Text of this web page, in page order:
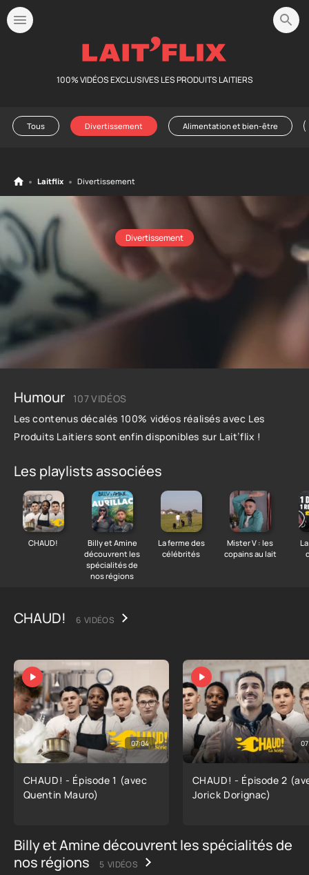
100% VIDÉOS EXCLUSIVES LES PRODUITS LAITIERS
Tous Divertissement Alimentation et bien-être
Laitflix Divertissement
Divertissement
Humour
107 VIDÉOS
Les contenus décalés 100% vidéos réalisés avec Les
Produits Laitiers sont enfin disponibles sur Lait’flix !
Les playlists associées
CHAUD!
Billy et Amine
découvrent les
spécialités de
nos régions
La ferme des
célébrités
Mister V : les
copains au lait
CHAUD! 6 VIDÉOS
07:04
CHAUD! - Épisode 1 (avec
Quentin Mauro)
CHAUD! - Épisode 2
Jorick Dorignac)
Billy et Amine découvrent les spécialités de
nos régions
5 VIDÉOS